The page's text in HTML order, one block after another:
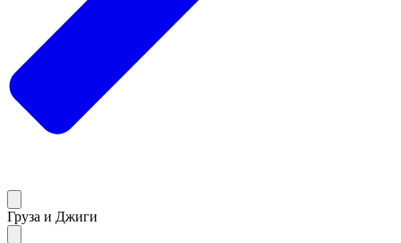
Груза и Джиги